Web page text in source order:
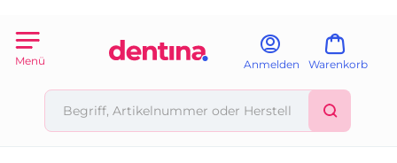
Menü Anmelden Warenkorb